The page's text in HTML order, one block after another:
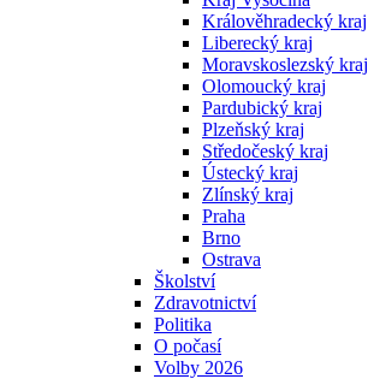
Králověhradecký kraj
Liberecký kraj
Moravskoslezský kraj
Olomoucký kraj
Pardubický kraj
Plzeňský kraj
Středočeský kraj
Ústecký kraj
Zlínský kraj
Praha
Brno
Ostrava
Školství
Zdravotnictví
Politika
O počasí
Volby 2026